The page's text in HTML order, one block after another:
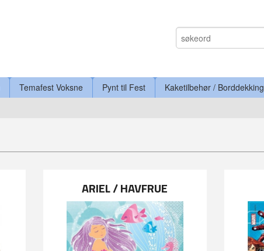
Temafest Voksne Pynt til Fest Kaketilbehør / Borddekking
ARIEL / HAVFRUE